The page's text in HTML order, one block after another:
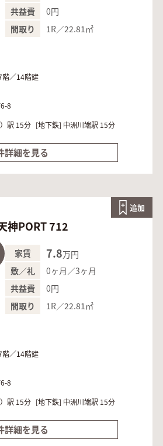
共益費
0円
間取り
1R／22.81㎡
階／14階建
8
駅 15分 [地下鉄] 中洲川端駅 15分
詳細を見る
神PORT 712
追加
家賃 7.8万円
敷／礼
0ヶ月／3ヶ月
共益費
0円
間取り
1R／22.81㎡
階／14階建
8
駅 15分 [地下鉄] 中洲川端駅 15分
詳細を見る